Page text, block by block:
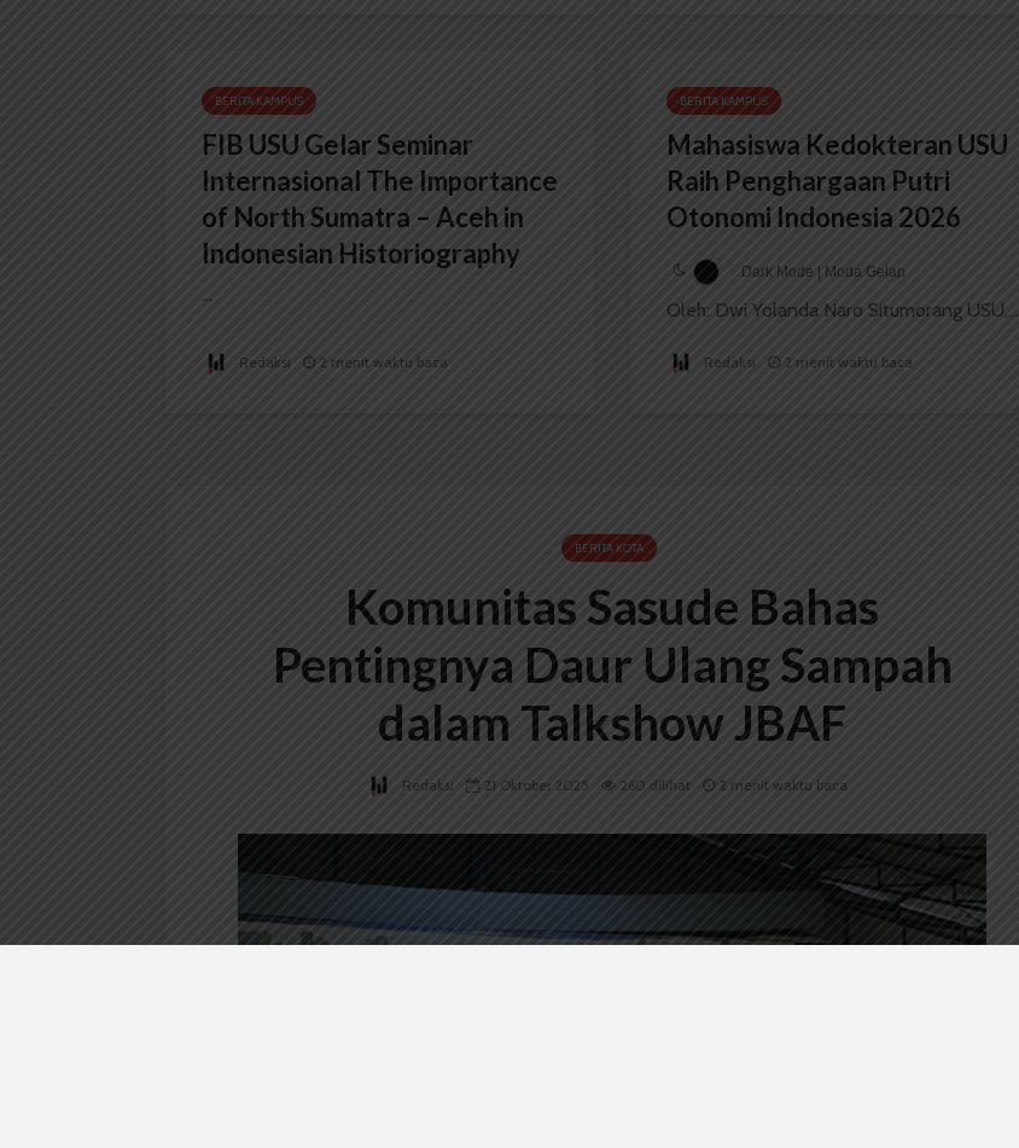
BERITA KAMPUS
FIB USU Gelar Seminar
Internasional The Importance
of North Sumatra – Aceh in
Indonesian Historiography
...
Redaksi 2 menit waktu baca
BERITA KAMPUS
Mahasiswa Kedokteran USU
Raih Penghargaan Putri
Otonomi Indonesia 2026
Dark Mode | Moda Gelap
Oleh: Dwi Yolanda Naro Situmorang USU,...
Redaksi 2 menit waktu baca
BERITA KOTA
Komunitas Sasude Bahas
Pentingnya Daur Ulang Sampah
dalam Talkshow JBAF
Redaksi 21 Oktober 2025 260 dilihat 2 menit waktu baca